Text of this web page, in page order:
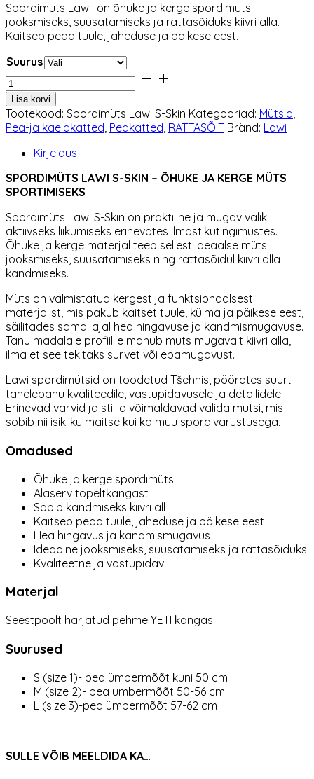
oli:
16,00 €.
on:
14,40 €.
Spordimüts Lawi on õhuke ja kerge spordimüts
jooksmiseks, suusatamiseks ja rattasõiduks kiivri alla.
Kaitseb pead tuule, jaheduse ja päikese eest.
Suurus
Spordimüts
Lawi
S-
Skin
kogus
Lisa korvi
Tootekood: Spordimüts Lawi S-Skin Kategooriad: Mütsid,
Pea-ja kaelakatted, Peakatted, RATTASÕIT Bränd: Lawi
Kirjeldus
SPORDIMÜTS LAWI S-SKIN – ÕHUKE JA KERGE MÜTS
SPORTIMISEKS
Spordimüts Lawi S-Skin on praktiline ja mugav valik
aktiivseks liikumiseks erinevates ilmastikutingimustes.
Õhuke ja kerge materjal teeb sellest ideaalse mütsi
jooksmiseks, suusatamiseks ning rattasõidul kiivri alla
kandmiseks.
Müts on valmistatud kergest ja funktsionaalsest
materjalist, mis pakub kaitset tuule, külma ja päikese eest,
säilitades samal ajal hea hingavuse ja kandmismugavuse.
Tänu madalale profiilile mahub müts mugavalt kiivri alla,
ilma et see tekitaks survet või ebamugavust.
Lawi spordimütsid on toodetud Tšehhis, pöörates suurt
tähelepanu kvaliteedile, vastupidavusele ja detailidele.
Erinevad värvid ja stiilid võimaldavad valida mütsi, mis
sobib nii isikliku maitse kui ka muu spordivarustusega.
Omadused
Õhuke ja kerge spordimüts
Alaserv topeltkangast
Sobib kandmiseks kiivri all
Kaitseb pead tuule, jaheduse ja päikese eest
Hea hingavus ja kandmismugavus
Ideaalne jooksmiseks, suusatamiseks ja rattasõiduks
Kvaliteetne ja vastupidav
Materjal
Seestpoolt harjatud pehme YETI kangas.
Suurused
S (size 1)- pea ümbermõõt kuni 50 cm
M (size 2)- pea ümbermõõt 50-56 cm
L (size 3)-pea ümbermõõt 57-62 cm
SULLE VÕIB MEELDIDA KA…